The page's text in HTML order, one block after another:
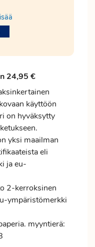
24,95 €
käyttöön
on hyväksytty
yksi maailman
eli
ja eu-
2-kerroksinen
ympäristömerkki
myyntierä: